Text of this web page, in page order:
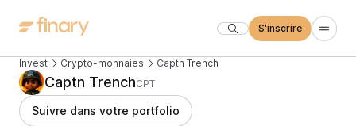
S'inscrire
Invest Crypto-monnaies Captn Trench
Captn TrenchCPT
Suivre dans votre portfolio